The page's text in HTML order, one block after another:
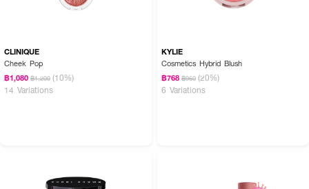
CLINIQUE
Cheek Pop
฿1,080 ฿1,200 (10%)
14 Variations
KYLIE
Cosmetics Hybrid Blush
฿768 ฿960 (20%)
6 Variations